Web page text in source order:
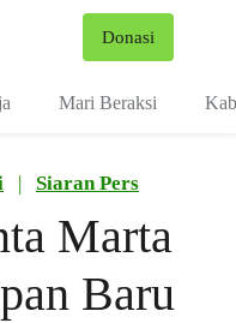
Donasi
Mari Beraksi
| Siaran Pers
Marta
Baru